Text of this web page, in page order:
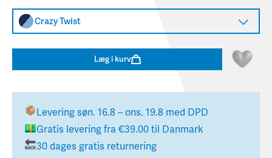
Crazy Twist
Læg i kurv
Levering søn. 16.8 – ons. 19.8 med DPD
Gratis levering fra €39.00 til Danmark
30 dages gratis returnering